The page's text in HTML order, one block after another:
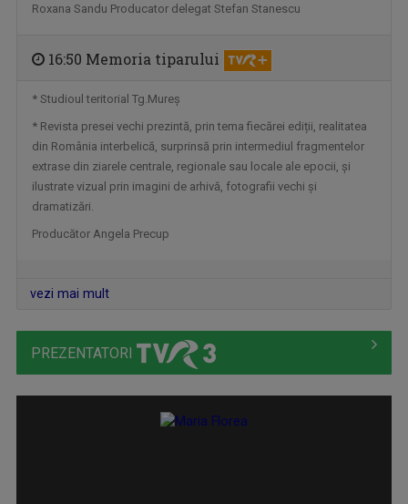
Poveşti despre oraşul de odinioară şi cel de ...
Roxana Sandu Producator delegat Stefan Stanescu
16:50 Memoria tiparului
* Studioul teritorial Tg.Mureş
* Revista presei vechi prezintă, prin tema fiecărei ediții, realitatea
din România interbelică, surprinsă prin intermediul fragmentelor
extrase din ziarele centrale, regionale sau locale ale epocii, şi
ilustrate vizual prin imagini de arhivă, fotografii vechi şi
dramatizări.
Producător Angela Precup
vezi mai mult
PREZENTATORI